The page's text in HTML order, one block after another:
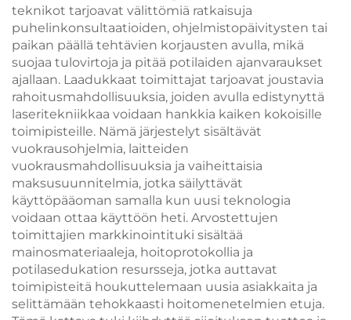
teknikot tarjoavat välittömiä ratkaisuja
puhelinkonsultaatioiden, ohjelmistopäivitysten tai
paikan päällä tehtävien korjausten avulla, mikä
suojaa tulovirtoja ja pitää potilaiden ajanvaraukset
ajallaan. Laadukkaat toimittajat tarjoavat joustavia
rahoitusmahdollisuuksia, joiden avulla edistynyttä
laseritekniikkaa voidaan hankkia kaiken kokoisille
toimipisteille. Nämä järjestelyt sisältävät
vuokrausohjelmia, laitteiden
vuokrausmahdollisuuksia ja vaiheittaisia
maksusuunnitelmia, jotka säilyttävät
käyttöpääoman samalla kun uusi teknologia
voidaan ottaa käyttöön heti. Arvostettujen
toimittajien markkinointituki sisältää
mainosmateriaaleja, hoitoprotokollia ja
potilasedukation resursseja, jotka auttavat
toimipisteitä houkuttelemaan uusia asiakkaita ja
selittämään tehokkaasti hoitomenetelmien etuja.